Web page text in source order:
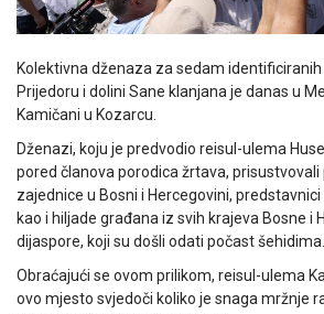
Kolektivna dženaza za sedam
Prijedoru i dolini Sane klanjana je danas u
Kamičani u Kozarcu.
Dženazi, koju je predvodio reisul-ulema
pored članova porodica žrtava,
zajednice u Bosni i Hercegovini,
kao i hiljade građana iz svih krajeva Bosne i
dijaspore, koji su došli odati počast šehidima.
Obraćajući se ovom prilikom, reisul-ulema
ovo mjesto svjedoči koliko je snaga mržnje